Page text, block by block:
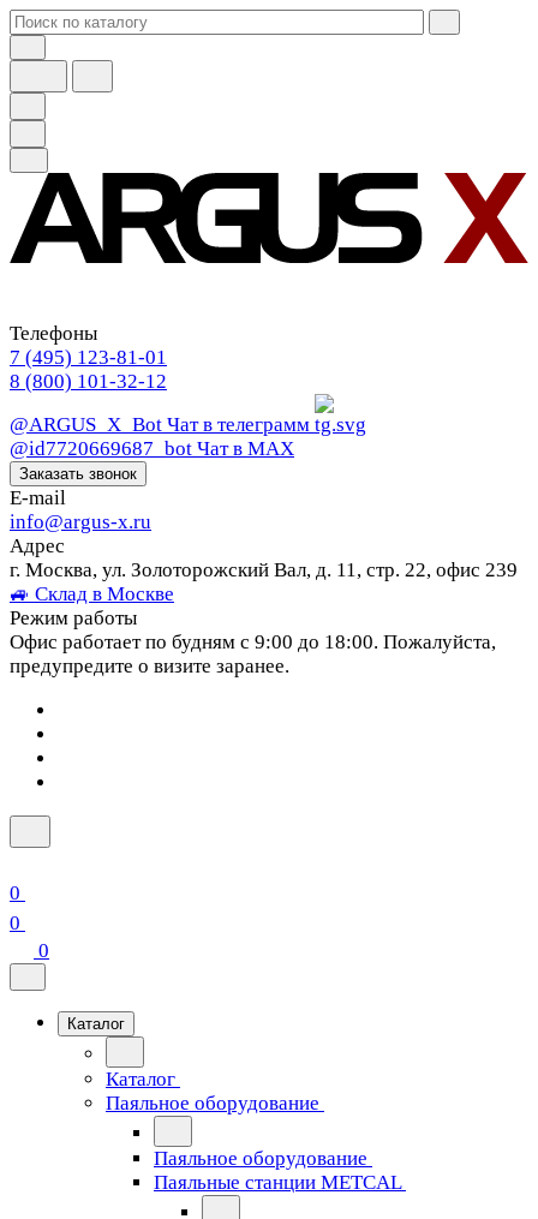
Телефоны
7 (495) 123-81-01
8 (800) 101-32-12
@ARGUS_X_Bot Чат в телеграмм
@id7720669687_bot Чат в МАХ
Заказать звонок
E-mail
info@argus-x.ru
Адрес
г. Москва, ул. Золоторожский Вал, д. 11, стр. 22, офис 239
🚙 Склад в Москве
Режим работы
Офис работает по будням с 9:00 до 18:00. Пожалуйста,
предупредите о визите заранее.
0
0
0
Каталог
Каталог
Паяльное оборудование
Паяльное оборудование
Паяльные станции METCAL